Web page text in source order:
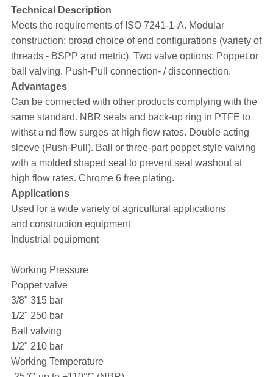
Technical Description
Meets the requirements of ISO 7241-1-A. Modular
construction: broad choice of end configurations (variety of
threads - BSPP and metric). Two valve options: Poppet or
ball valving. Push-Pull connection- / disconnection.
Advantages
Can be connected with other products complying with the
same standard. NBR seals and back-up ring in PTFE to
withstａnd flow surges at high flow rates. Double acting
sleeve (Push-Pull). Ball or three-part poppet style valving
with a molded shaped seal to prevent seal washout at
high flow rates. Chrome 6 free plating.
Applications
Used for a wide variety of agricultural applications
and construction equipment
Industrial equipment
Working Pressure
Poppet valve
3/8" 315 bar
1/2" 250 bar
Ball valving
1/2" 210 bar
Working Temperature